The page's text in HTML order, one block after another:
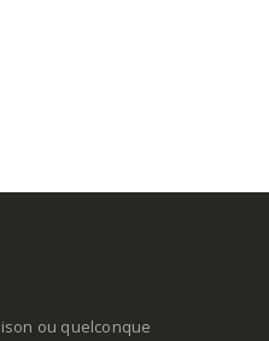
ou quelconque